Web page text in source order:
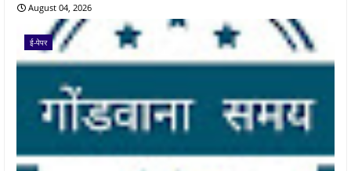
August 04, 2026
ई-पेपर